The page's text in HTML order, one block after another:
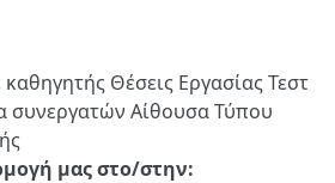
καθηγητής Θέσεις ΕργασίαςΤεστ
συνεργατών Αίθουσα Τύπου
μας στο/στην: